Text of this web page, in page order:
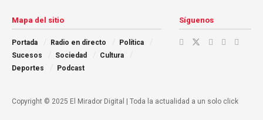
Copyright © 2025 El Mirador Digital | Toda la actualidad a un solo click
Mapa del sitio
Portada Radio en directo
Política
Sucesos
Sociedad
Cultura
Deportes
Podcast
Síguenos